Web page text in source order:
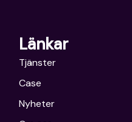
Länkar
Tjänster
Case
Nyheter